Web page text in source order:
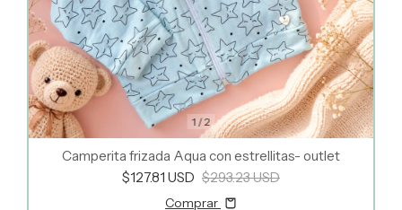
1 /2
Camperita frizada Aqua con estrellitas- outlet
$127.81 USD $293.23 USD
Comprar